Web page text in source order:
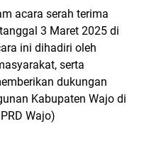
acara serah terima
3 Maret 2025 di
ini dihadiri oleh
serta
dukungan
Kabupaten Wajo di
Wajo)